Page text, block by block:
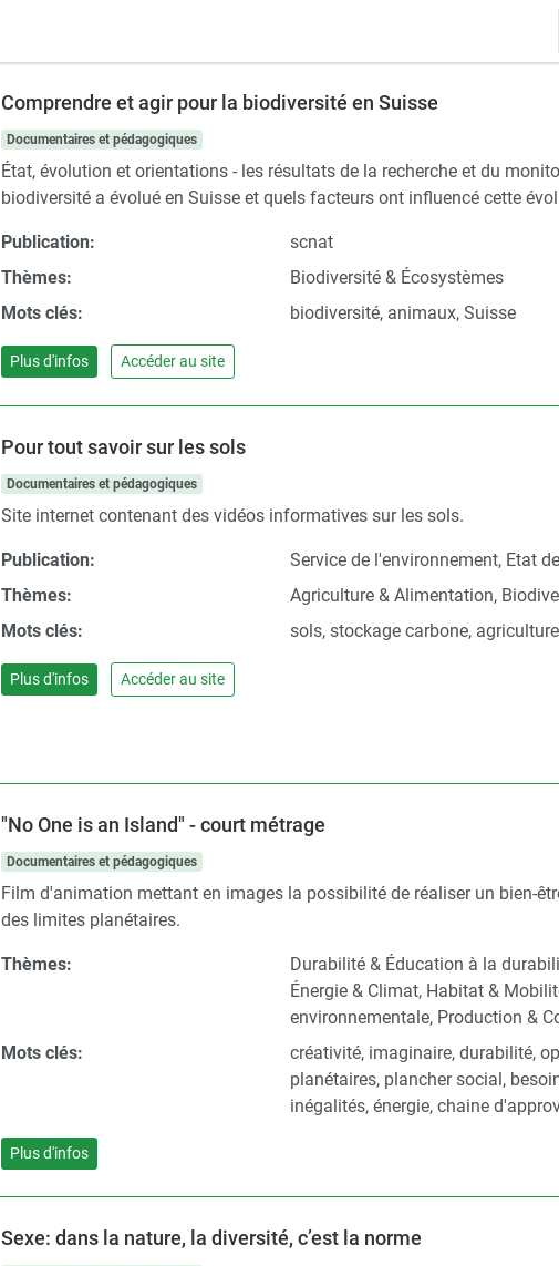
Comprendre et agir pour la biodiversité en Suisse
Documentaires et pédagogiques
État, évolution et orientations - les résultats de la recherche et du
biodiversité a évolué en Suisse et quels facteurs ont influencé cette
Publication:
scnat
Thèmes:
Biodiversité & Écosystèmes
Mots clés:
biodiversité, animaux, Suisse
Plus d'infos Accéder au site
Pour tout savoir sur les sols
Documentaires et pédagogiques
Site internet contenant des vidéos informatives sur les sols.
Publication:
Service de l'environnement, Etat
Thèmes:
Agriculture & Alimentation,
Mots clés:
sols, stockage carbone,
Plus d'infos Accéder au site
"No One is an Island" - court métrage
Documentaires et pédagogiques
Film d'animation mettant en images la possibilité de réaliser un bien-
des limites planétaires.
Thèmes:
Durabilité & Éducation à la
Énergie & Climat, Habitat &
environnementale, Production &
Mots clés:
créativité, imaginaire, durabilité,
planétaires, plancher social,
inégalités, énergie, chaine
Plus d'infos
Sexe: dans la nature, la diversité, c’est la norme